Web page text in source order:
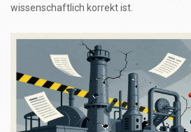
wissenschaftlich korrekt ist.